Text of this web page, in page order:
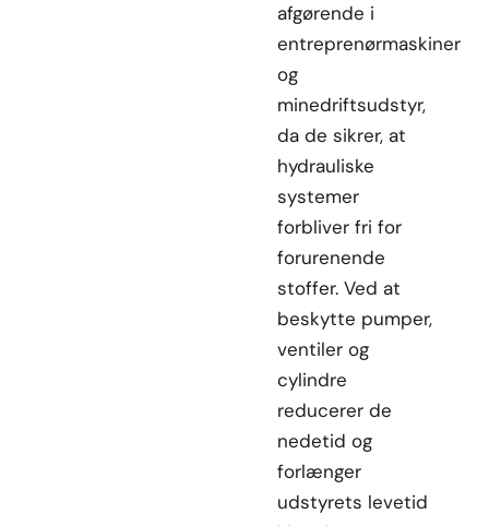
afgørende i
entreprenørmaskiner
og
minedriftsudstyr,
da de sikrer, at
hydrauliske
systemer
forbliver fri for
forurenende
stoffer. Ved at
beskytte pumper,
ventiler og
cylindre
reducerer de
nedetid og
forlænger
udstyrets levetid